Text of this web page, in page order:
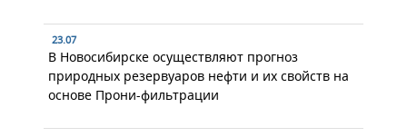
23.07
В Новосибирске осуществляют прогноз
природных резервуаров нефти и их свойств на
основе Прони-фильтрации